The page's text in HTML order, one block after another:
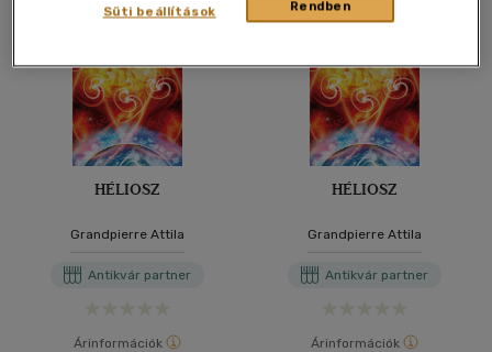
HÉLIOSZ
Grandpierre Attila
Antikvár partner
Árinformációk
HÉLIOSZ
Grandpierre Attila
Antikvár partner
Árinformációk
Rendben
Süti beállítások